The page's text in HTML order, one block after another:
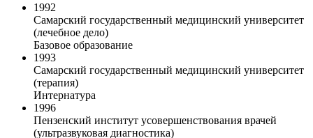
1992
Самарский государственный медицинский университет
(лечебное дело)
Базовое образование
1993
Самарский государственный медицинский университет
(терапия)
Интернатура
1996
Пензенский институт усовершенствования врачей
(ультразвуковая диагностика)